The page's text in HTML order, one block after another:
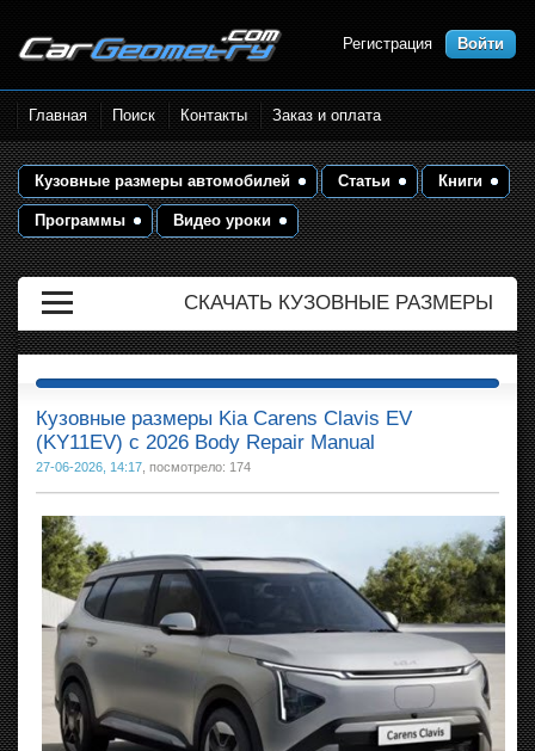
Размеры кузова автомобилей.
Контрольные точки и кузовные
размеры. Геометрия кузова
Регистрация Войти
Главная Поиск Контакты Заказ и оплата
Кузовные размеры автомобилей Статьи Книги
Программы Видео уроки
СКАЧАТЬ КУЗОВНЫЕ РАЗМЕРЫ
Кузовные размеры Kia Carens Clavis EV
(KY11EV) с 2026 Body Repair Manual
27-06-2026, 14:17 , посмотрело: 174